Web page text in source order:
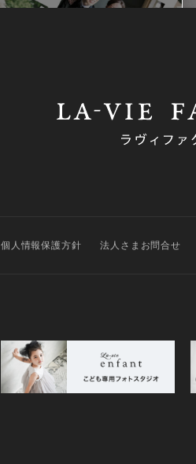
個人情報保護方針 法人さまお問合せ